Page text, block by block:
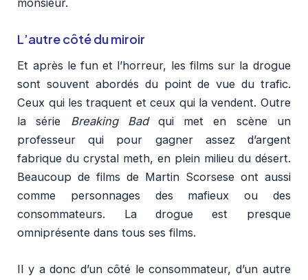
monsieur.
L’autre côté du miroir
Et après le fun et l’horreur, les films sur la drogue
sont souvent abordés du point de vue du trafic.
Ceux qui les traquent et ceux qui la vendent. Outre
la série Breaking Badqui met en scène un
professeur qui pour gagner assez d’argent
fabrique du crystal meth, en plein milieu du désert.
Beaucoup de films de Martin Scorsese ont aussi
comme personnages des mafieux ou des
consommateurs. La drogue est presque
omniprésente dans tous ses films.
Il y a donc d’un côté le consommateur, d’un autre